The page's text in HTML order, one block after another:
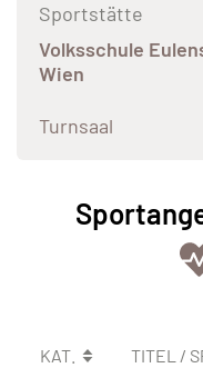
Sportstätte
Volksschule
Wien
Turnsaal
KAT. TITEL /